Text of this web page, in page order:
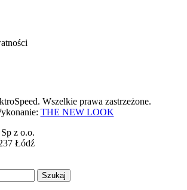
Wszelkie prawa zastrzeżone.
THE NEW LOOK
z o.o.
Łódź
Szukaj